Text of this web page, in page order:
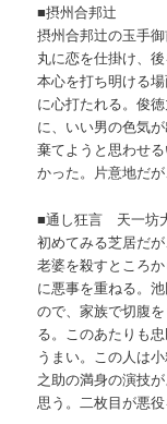
■摂州合邦辻
摂州合邦辻の玉手
丸に恋を仕掛け、
本心を打ち明ける
に心打たれる。俊
に、いい男の色気
棄てようと思わせ
かった。片意地だ
■通し狂言 天一坊
初めてみる芝居だ
老婆を殺すところ
に悪事を重ねる。
ので、家族で切腹
る。このあたりも
うまい。この人は
之助の満身の演技
思う。二枚目が悪